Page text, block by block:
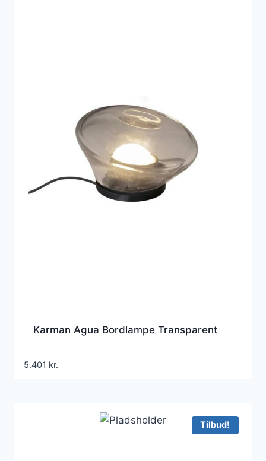
Karman Agua Bordlampe Transparent
5.401 kr.
Tilbud!